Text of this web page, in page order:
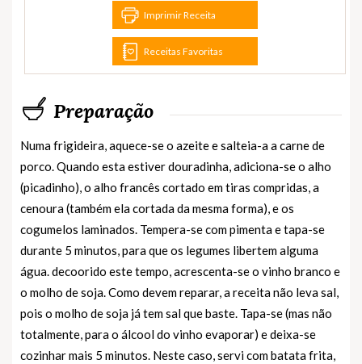
Imprimir Receita
Receitas Favoritas
Preparação
Numa frigideira, aquece-se o azeite e salteia-a a carne de
porco. Quando esta estiver douradinha, adiciona-se o alho
(picadinho), o alho francês cortado em tiras compridas, a
cenoura (também ela cortada da mesma forma), e os
cogumelos laminados. Tempera-se com pimenta e tapa-se
durante 5 minutos, para que os legumes libertem alguma
água. decoorido este tempo, acrescenta-se o vinho branco e
o molho de soja. Como devem reparar, a receita não leva sal,
pois o molho de soja já tem sal que baste. Tapa-se (mas não
totalmente, para o álcool do vinho evaporar) e deixa-se
cozinhar mais 5 minutos. Neste caso, servi com batata frita,